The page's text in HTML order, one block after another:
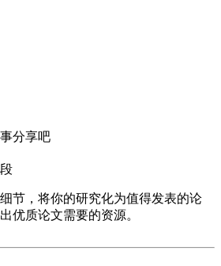
分享吧
节，将你的研究化为值得发表的论
优质论文需要的资源。